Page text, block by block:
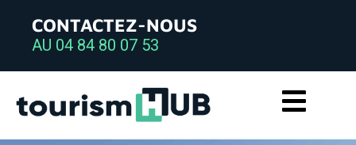
CONTACTEZ-NOUS
AU 04 84 80 07 53